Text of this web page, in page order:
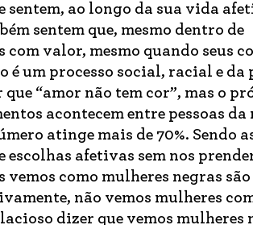
sentem, ao longo da sua vida
sentem que, mesmo dentro de
valor, mesmo quando seus
é um processo social, racial e
“amor não tem cor”, mas o
acontecem entre pessoas da
atinge mais de 70%. Sendo
afetivas sem nos
como mulheres negras são
não vemos mulheres
dizer que vemos mulheres